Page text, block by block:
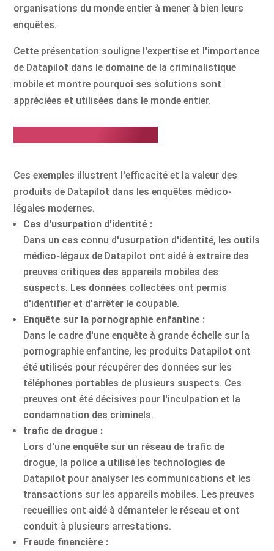
organisations du monde entier à mener à bien leurs
enquêtes.
Cette présentation souligne l'expertise et l'importance
de Datapilot dans le domaine de la criminalistique
mobile et montre pourquoi ses solutions sont
appréciées et utilisées dans le monde entier.
Ces exemples illustrent l'efficacité et la valeur des
produits de Datapilot dans les enquêtes médico-
légales modernes.
Cas d'usurpation d'identité :
Dans un cas connu d'usurpation d'identité, les outils
médico-légaux de Datapilot ont aidé à extraire des
preuves critiques des appareils mobiles des
suspects. Les données collectées ont permis
d'identifier et d'arrêter le coupable.
Enquête sur la pornographie enfantine :
Dans le cadre d'une enquête à grande échelle sur la
pornographie enfantine, les produits Datapilot ont
été utilisés pour récupérer des données sur les
téléphones portables de plusieurs suspects. Ces
preuves ont été décisives pour l'inculpation et la
condamnation des criminels.
trafic de drogue :
Lors d'une enquête sur un réseau de trafic de
drogue, la police a utilisé les technologies de
Datapilot pour analyser les communications et les
transactions sur les appareils mobiles. Les preuves
recueillies ont aidé à démanteler le réseau et ont
conduit à plusieurs arrestations.
Fraude financière :